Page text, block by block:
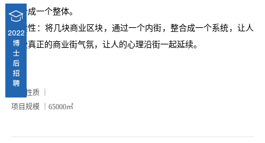
整合成一个整体。
延续性：将几块商业区块，通过一个内街，整合成一个系统，让人
感受真正的商业街气氛，让人的心理沿街一起延续。
项目性质 ｜
项目规模 ｜65000㎡